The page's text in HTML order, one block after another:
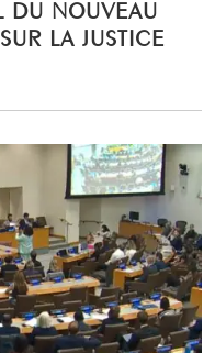
DU NOUVEAU
LA JUSTICE